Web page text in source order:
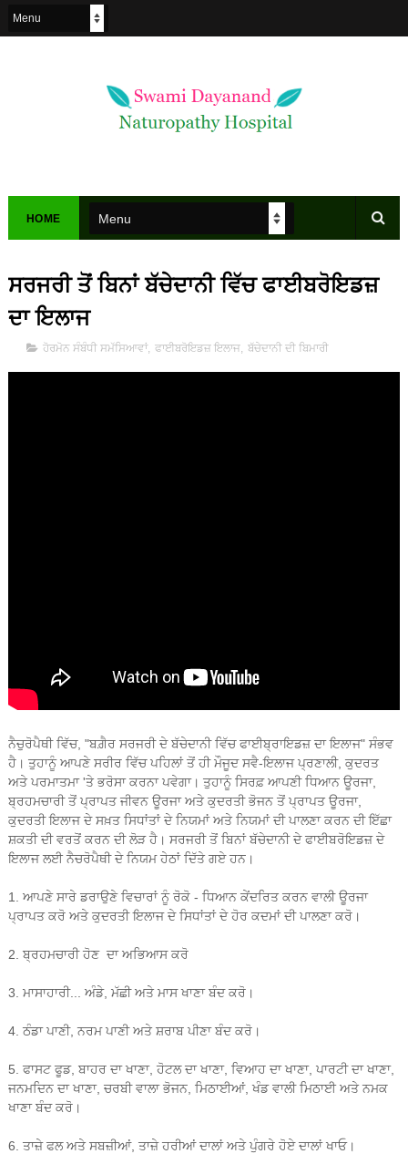
HOME
ਸਰਜਰੀ ਤੋਂ ਬਿਨਾਂ ਬੱਚੇਦਾਨੀ ਵਿੱਚ ਫਾਈਬਰੋਇਡਜ਼
ਦਾ ਇਲਾਜ
ਹੋਰਮੋਨ ਸੰਬੰਧੀ ਸਮੱਸਿਆਵਾਂ, ਫਾਈਬਰੋਇਡਜ਼ ਇਲਾਜ, ਬੱਚੇਦਾਨੀ ਦੀ ਬਿਮਾਰੀ
ਨੈਚੁਰੋਪੈਥੀ ਵਿੱਚ, "ਬਗ਼ੈਰ ਸਰਜਰੀ ਦੇ ਬੱਚੇਦਾਨੀ ਵਿੱਚ ਫਾਈਬ੍ਰਾਇਡਜ਼ ਦਾ ਇਲਾਜ" ਸੰਭਵ
ਹੈ। ਤੁਹਾਨੂੰ ਆਪਣੇ ਸਰੀਰ ਵਿੱਚ ਪਹਿਲਾਂ ਤੋਂ ਹੀ ਮੌਜੂਦ ਸਵੈ-ਇਲਾਜ ਪ੍ਰਣਾਲੀ, ਕੁਦਰਤ
ਅਤੇ ਪਰਮਾਤਮਾ 'ਤੇ ਭਰੋਸਾ ਕਰਨਾ ਪਵੇਗਾ। ਤੁਹਾਨੂੰ ਸਿਰਫ਼ ਆਪਣੀ ਧਿਆਨ ਊਰਜਾ,
ਬ੍ਰਹਮਚਾਰੀ ਤੋਂ ਪ੍ਰਾਪਤ ਜੀਵਨ ਊਰਜਾ ਅਤੇ ਕੁਦਰਤੀ ਭੋਜਨ ਤੋਂ ਪ੍ਰਾਪਤ ਊਰਜਾ,
ਕੁਦਰਤੀ ਇਲਾਜ ਦੇ ਸਖ਼ਤ ਸਿਧਾਂਤਾਂ ਦੇ ਨਿਯਮਾਂ ਅਤੇ ਨਿਯਮਾਂ ਦੀ ਪਾਲਣਾ ਕਰਨ ਦੀ ਇੱਛਾ
ਸ਼ਕਤੀ ਦੀ ਵਰਤੋਂ ਕਰਨ ਦੀ ਲੋੜ ਹੈ। ਸਰਜਰੀ ਤੋਂ ਬਿਨਾਂ ਬੱਚੇਦਾਨੀ ਦੇ ਫਾਈਬਰੋਇਡਜ਼ ਦੇ
ਇਲਾਜ ਲਈ ਨੈਚਰੋਪੈਥੀ ਦੇ ਨਿਯਮ ਹੇਠਾਂ ਦਿੱਤੇ ਗਏ ਹਨ।
1. ਆਪਣੇ ਸਾਰੇ ਡਰਾਉਣੇ ਵਿਚਾਰਾਂ ਨੂੰ ਰੋਕੋ - ਧਿਆਨ ਕੇਂਦਰਿਤ ਕਰਨ ਵਾਲੀ ਊਰਜਾ
ਪ੍ਰਾਪਤ ਕਰੋ ਅਤੇ ਕੁਦਰਤੀ ਇਲਾਜ ਦੇ ਸਿਧਾਂਤਾਂ ਦੇ ਹੋਰ ਕਦਮਾਂ ਦੀ ਪਾਲਣਾ ਕਰੋ।
2. ਬ੍ਰਹਮਚਾਰੀ ਹੋਣ ਦਾ ਅਭਿਆਸ ਕਰੋ
3. ਮਾਸਾਹਾਰੀ... ਅੰਡੇ, ਮੱਛੀ ਅਤੇ ਮਾਸ ਖਾਣਾ ਬੰਦ ਕਰੋ।
4. ਠੰਡਾ ਪਾਣੀ, ਨਰਮ ਪਾਣੀ ਅਤੇ ਸ਼ਰਾਬ ਪੀਣਾ ਬੰਦ ਕਰੋ।
5. ਫਾਸਟ ਫੂਡ, ਬਾਹਰ ਦਾ ਖਾਣਾ, ਹੋਟਲ ਦਾ ਖਾਣਾ, ਵਿਆਹ ਦਾ ਖਾਣਾ, ਪਾਰਟੀ ਦਾ ਖਾਣਾ,
ਜਨਮਦਿਨ ਦਾ ਖਾਣਾ, ਚਰਬੀ ਵਾਲਾ ਭੋਜਨ, ਮਿਠਾਈਆਂ, ਖੰਡ ਵਾਲੀ ਮਿਠਾਈ ਅਤੇ ਨਮਕ
ਖਾਣਾ ਬੰਦ ਕਰੋ।
6. ਤਾਜ਼ੇ ਫਲ ਅਤੇ ਸਬਜ਼ੀਆਂ, ਤਾਜ਼ੇ ਹਰੀਆਂ ਦਾਲਾਂ ਅਤੇ ਪੁੰਗਰੇ ਹੋਏ ਦਾਲਾਂ ਖਾਓ।